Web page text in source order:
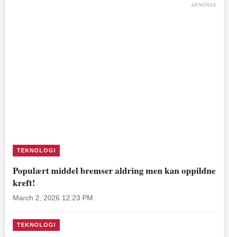
ANNONSE
TEKNOLOGI
Populært middel bremser aldring men kan oppildne
kreft!
March 2, 2026 12:23 PM
TEKNOLOGI